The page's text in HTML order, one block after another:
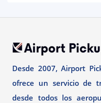
Desde 2007, Airport
ofrece un servicio de
desde todos los